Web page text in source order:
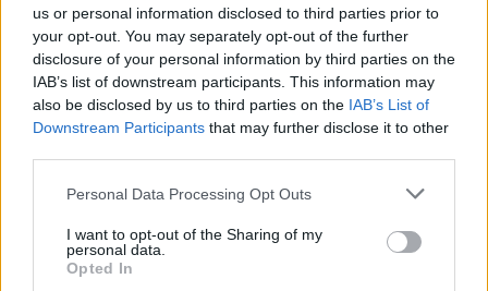
us or personal information disclosed to third parties prior to
your opt-out. You may separately opt-out of the further
disclosure of your personal information by third parties on the
IAB’s list of downstream participants. This information may
also be disclosed by us to third parties on the IAB’s List of
Downstream Participants that may further disclose it to other
Please note that this website/app uses one or more Google
not limited to your visit or usage behaviour. You may click to
grant or deny consent to Google and its third-party tags to
use your data for below specified purposes in below Google
Personal Data Processing Opt Outs
I want to opt-out of the Sharing of my
personal data.
Opted In
El ghanés es titular en el Mallorca y su valor de mercado en
Comunio invita a pujar por él, aunque bien es cierto que sus
puntuaciones no están siendo nada llamativas (2,77 de
media). En la última jornada ante el Valladolid se quedó
cerca de los 5 puntos (su tope de la temporada) al llegar a
que tendrá muchos duelos y trabajo defensivo.
Los sancionados de la jornada 17: ¿Quiénes suplirán
a Albiol & cía?